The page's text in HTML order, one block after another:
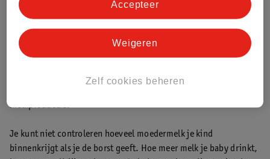
verzadiging. Hij voelt daarmee zelf heel goed aan wanneer hij
vol zit of juist nog honger heeft.
Fantastisch hoe dat werkt hè? Alles wordt automatisch geregeld
krijgt en geen honger heeft? Of juist te veel binnenkrijgt?
melkproductie?
Je kunt niet controleren hoeveel moedermelk je kind
binnenkrijgt als je de borst geeft. Hoe meer melk je baby drinkt,
Zelf cookies beheren
Weigeren
Accepteer